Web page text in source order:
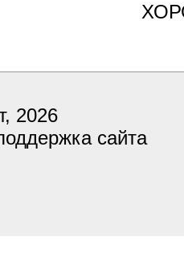
2026
сайта